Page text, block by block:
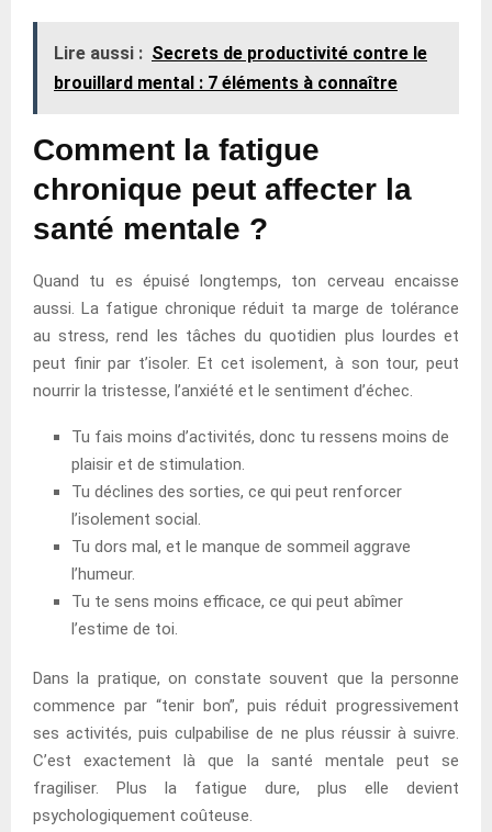
Lire aussi : Secrets de productivité contre le
brouillard mental : 7 éléments à connaître
Comment la fatigue
chronique peut affecter la
santé mentale ?
Quand tu es épuisé longtemps, ton cerveau encaisse
aussi. La fatigue chronique réduit ta marge de tolérance
au stress, rend les tâches du quotidien plus lourdes et
peut finir par t’isoler. Et cet isolement, à son tour, peut
nourrir la tristesse, l’anxiété et le sentiment d’échec.
Tu fais moins d’activités, donc tu ressens moins de
plaisir et de stimulation.
Tu déclines des sorties, ce qui peut renforcer
l’isolement social.
Tu dors mal, et le manque de sommeil aggrave
l’humeur.
Tu te sens moins efficace, ce qui peut abîmer
l’estime de toi.
Dans la pratique, on constate souvent que la personne
commence par “tenir bon”, puis réduit progressivement
ses activités, puis culpabilise de ne plus réussir à suivre.
C’est exactement là que la santé mentale peut se
fragiliser. Plus la fatigue dure, plus elle devient
psychologiquement coûteuse.